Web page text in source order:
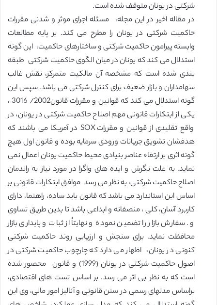
شرکتی در یونان متوقف شده است.
در مقاله اخیر در این مجله، مسئله اجرای موثر و شدنی مقررات
حاکمیت شرکتی در یونان را مطرح می کند. بر پایه مطالعات
وابسته پیرامون حاکمیت شرکتی و ساختارهای حاکمیت، این گونه
استدلال می کند که یونان در میان الگوی حاکمیت شرکتی طبقه
بندی شده است که مشخصه آن مالکیت متمرکز، نقش غالب
سهامداران و بازار ضعیف برای کنترل شرکتی می باشد. سپس این
گونه استدلال می کند که قوانین و مقررات قانون2002/ 3016 ،
یکی از ابتکارات قانونی مهم اصلاح حاکمیت شرکتی در یونان، در
واقع تقلیدی از قوانین و مقررات SOX در آمریکا می باشند که
هدفشان تشویق جریانات ورودی سرمایه بوده و قانون اول هیچ
گونه اثری بر ارتقاء عناصر بنیادی محیط حاکمیت یونان اعمال نمی
نماید. به علت نگرش و ایده های واگرا در مورد نیاز به راندمان
اصلاح حاکمیت شرکتی، به نظر می رسد موافق ابتکارات قانونی بر
اساس این استاندارد می باشد که قانون باید ساده، راهنما، دارای
کاربرد آسان، کلی ، منصفانه و ابداعی باشد تا بدین طریق تساوی
و. سفارش بازار را تضمین نموده و نهایتاً از ثبات و پایداری بازار
محافظت نماید. برای سنجش و ارزیابی روند حاکمیت شرکتی
کنونی در یونان، اظهار می دارد که چارچوب حاکمیت شرکتی در
اصول حاکمیت شرکتی در یونان (1999) و قانون محصور شده
است که به نظر بی اثر می رسد. بر اساس تست های اقتصادی،
براساس مدلهای رسمی در سنن قانونی و آنالیز امور مالی، وی این